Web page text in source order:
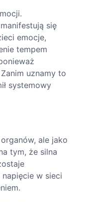
się
emocje,
tempem
uznamy to
systemowy
ale jako
tym, że silna
w sieci